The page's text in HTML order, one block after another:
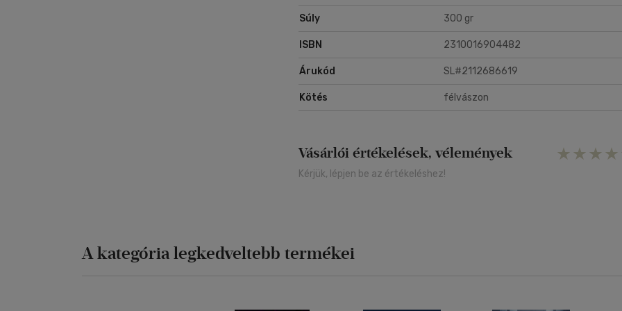
Súly 300 gr
ISBN 2310016904482
Árukód SL#2112686619
Kötés félvászon
Vásárlói értékelések, vélemények
Kérjük, lépjen be az értékeléshez!
A kategória legkedveltebb termékei